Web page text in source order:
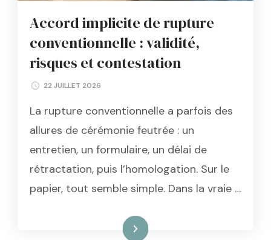
Accord implicite de rupture
conventionnelle : validité,
risques et contestation
22 JUILLET 2026
La rupture conventionnelle a parfois des
allures de cérémonie feutrée : un
entretien, un formulaire, un délai de
rétractation, puis l’homologation. Sur le
papier, tout semble simple. Dans la vraie …
Lire la suite